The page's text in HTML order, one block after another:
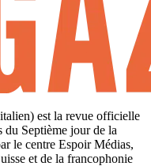
est la revue officielle
du Septième jour de la
le centre Espoir Médias,
et de la francophonie